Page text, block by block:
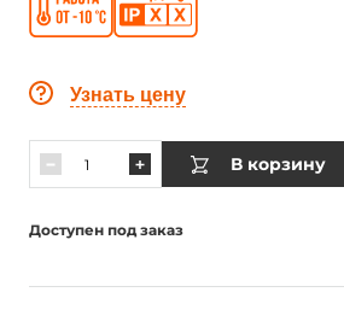
Узнать цену
В корзину
Доступен под заказ